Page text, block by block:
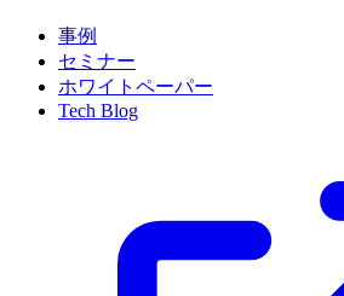
事例
セミナー
ホワイトペーパー
Tech Blog